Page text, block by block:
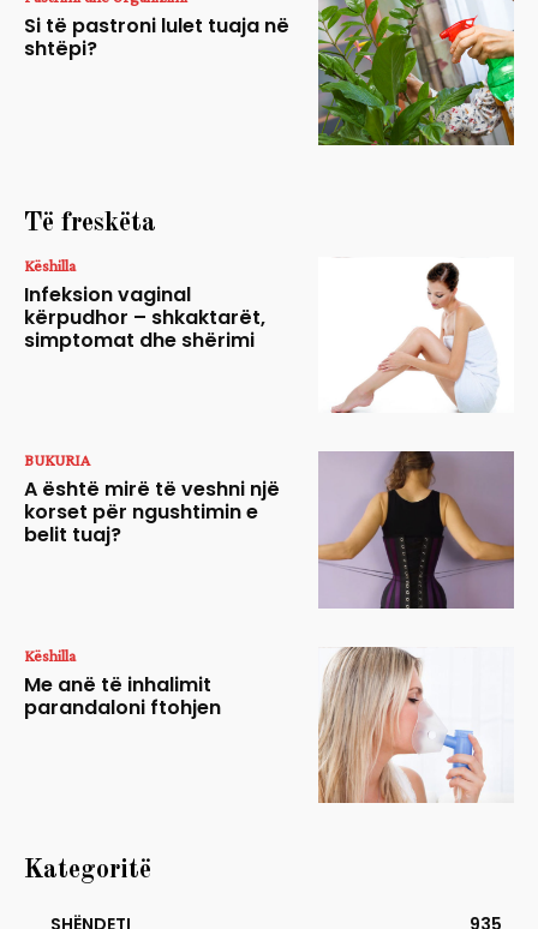
Si të pastroni lulet tuaja në
shtëpi?
Të freskëta
Këshilla
Infeksion vaginal
kërpudhor – shkaktarët,
simptomat dhe shërimi
BUKURIA
A është mirë të veshni një
korset për ngushtimin e
belit tuaj?
Këshilla
Me anë të inhalimit
parandaloni ftohjen
Kategoritë